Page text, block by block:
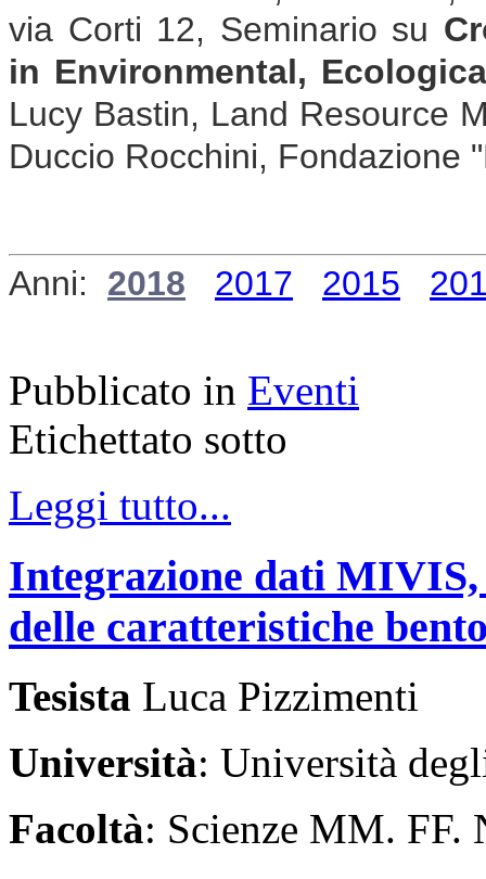
via Corti 12, Seminario su
in Environmental,
Lucy Bastin, Land Resource
Duccio Rocchini, Fondazione
Anni: 2018 2017 2015
Pubblicato in Eventi
Etichettato sotto
Leggi tutto...
Integrazione dati
delle caratteristiche
Tesista Luca Pizzimenti
Università: Università
Facoltà: Scienze MM. FF.